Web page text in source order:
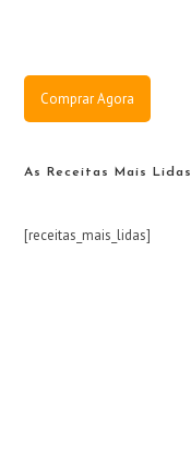
Comprar Agora
As Receitas Mais Lidas
[receitas_mais_lidas]